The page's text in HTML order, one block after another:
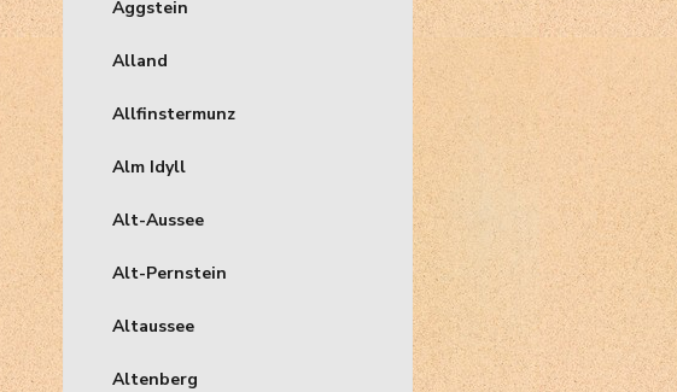
Aggstein
Alland
Allfinstermunz
Alm Idyll
Alt-Aussee
Alt-Pernstein
Altaussee
Altenberg